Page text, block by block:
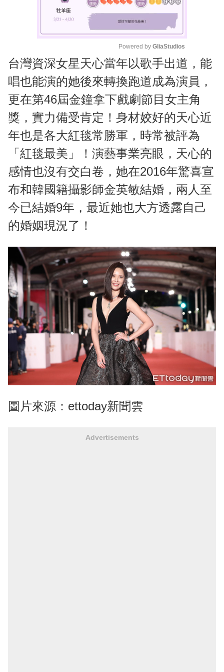
M
t
e
Powered by GliaStudios
台灣資深女星天心當年以歌手出道，能
唱也能演的她後來轉換跑道成為演員，
更在第46屆金鐘拿下戲劇節目女主角
獎，實力備受肯定！身材姣好的天心近
年也是各大紅毯常勝軍，時常被評為
「紅毯最美」！演藝事業亮眼，天心的
感情也沒有交白卷，她在2016年驚喜宣
布和韓國籍攝影師金英敏結婚，兩人至
今已結婚9年，最近她也大方透露自己
的婚姻現況了！
圖片來源：ettoday新聞雲
Advertisements